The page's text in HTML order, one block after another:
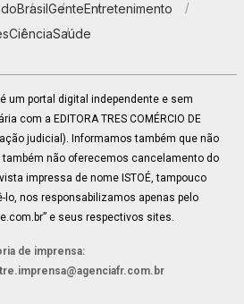
BrasilGenteEntretenimento
CiênciaSaúde
é um portal digital independente e sem
com a EDITORA TRES COMÉRCIO DE
judicial). Informamos também que não
não oferecemos cancelamento do
impressa de nome ISTOÉ, tampouco
nos responsabilizamos apenas pelo
e seus respectivos sites.
de imprensa: